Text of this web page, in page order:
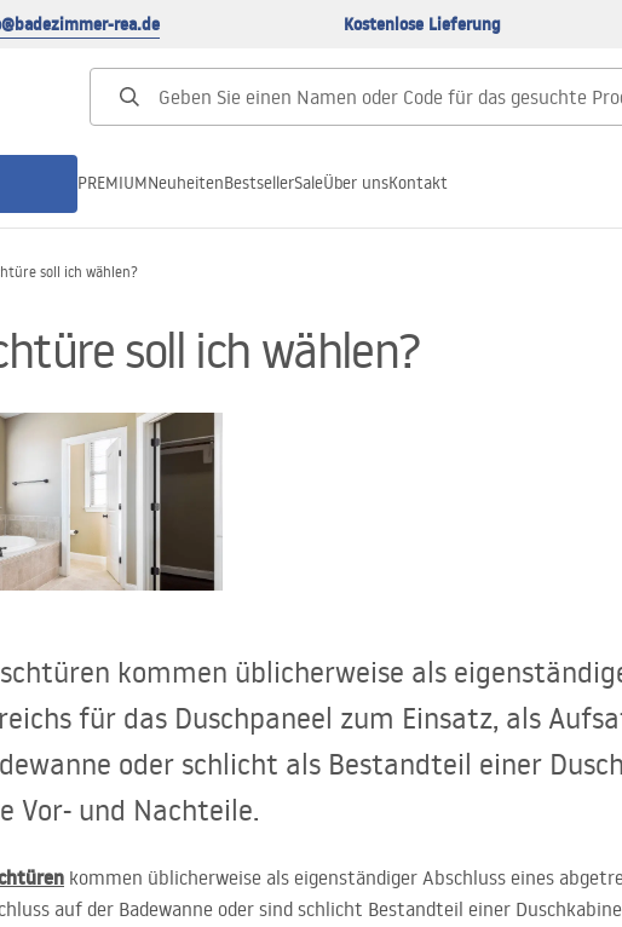
rea.de Kostenlose Lieferung
PREMIUMNeuheitenBestsellerSaleÜber unsKontakt
soll ich wählen?
soll ich wählen?
kommen üblicherweise als
für das Duschpaneel zum Einsatz, als
oder schlicht als Bestandteil einer
Vor- und Nachteile.
kommen üblicherweise als eigenständiger Abschluss eines
auf der Badewanne oder sind schlicht Bestandteil einer